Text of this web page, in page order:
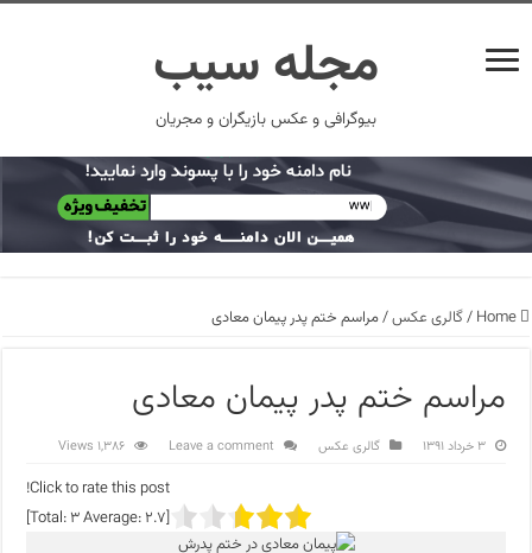
مجله سیب
بیوگرافی و عکس بازیگران و مجریان
Home
/گالری عکس/مراسم ختم پدر پیمان معادی
مراسم ختم پدر پیمان معادی
۳ خرداد ۱۳۹۱ گالری عکس Leave a comment
1,386 Views
Click to rate this post!
[Total:
3Average: 2.7
]